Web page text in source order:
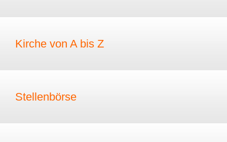
Kirche von A bis Z
Stellenbörse